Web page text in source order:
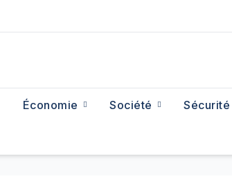
Économie Société Sécurité